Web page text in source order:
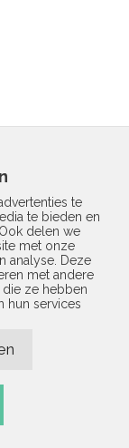
te
te bieden en
delen we
met onze
analyse. Deze
met andere
die ze hebben
hun services